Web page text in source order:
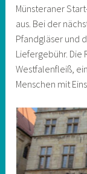
Münsteraner Start-
aus. Bei der
Pfandgläser und
Liefergebühr. Die
Westfalenfleiß,
Menschen mit